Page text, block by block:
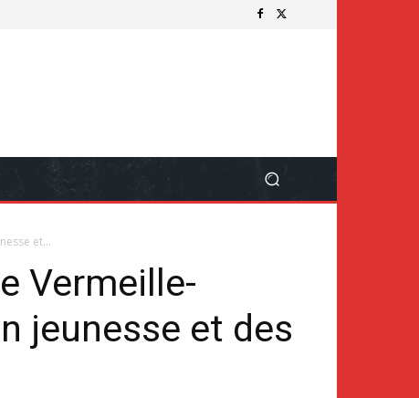
et...
Vermeille-
jeunesse et des